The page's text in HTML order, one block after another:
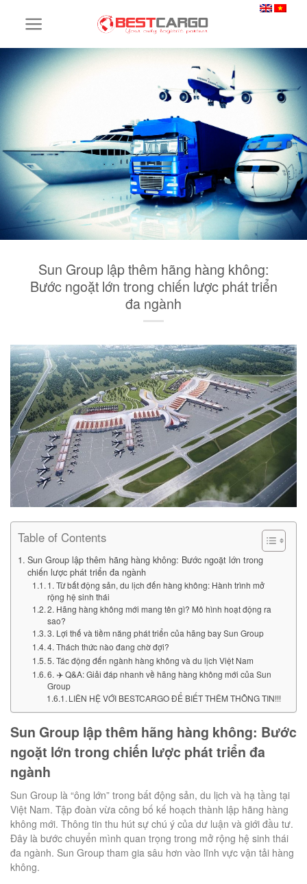
Sun Group lập thêm hãng hàng không:
Bước ngoặt lớn trong chiến lược phát triển
đa ngành
Table of Contents
Sun Group lập thêm hãng hàng không: Bước ngoặt lớn trong
chiến lược phát triển đa ngành
1. Từ bất động sản, du lịch đến hàng không: Hành trình mở
rộng hệ sinh thái
2. Hãng hàng không mới mang tên gì? Mô hình hoạt động ra
sao?
3. Lợi thế và tiềm năng phát triển của hãng bay Sun Group
4. Thách thức nào đang chờ đợi?
5. Tác động đến ngành hàng không và du lịch Việt Nam
6. ✈️ Q&A: Giải đáp nhanh về hãng hàng không mới của Sun
Group
LIÊN HỆ VỚI BESTCARGO ĐỂ BIẾT THÊM THÔNG TIN!!!
Sun Group lập thêm hãng hàng không: Bước
ngoặt lớn trong chiến lược phát triển đa
ngành
Sun Group là “ông lớn” trong bất động sản, du lịch và hạ tầng tại
Việt Nam. Tập đoàn vừa công bố kế hoạch thành lập hãng hàng
không mới. Thông tin thu hút sự chú ý của dư luận và giới đầu tư.
Đây là bước chuyển mình quan trọng trong mở rộng hệ sinh thái
đa ngành. Sun Group tham gia sâu hơn vào lĩnh vực vận tải hàng
không.